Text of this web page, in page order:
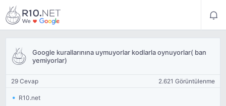
Google kurallarınına uymuyorlar kodlarla oynuyorlar( ban
yemiyorlar)
29 Cevap 2.621 Görüntülenme
R10.net